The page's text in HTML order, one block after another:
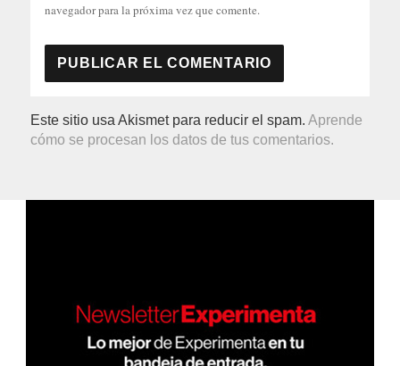
navegador para la próxima vez que comente.
Este sitio usa Akismet para reducir el spam.Aprende
cómo se procesan los datos de tus comentarios.